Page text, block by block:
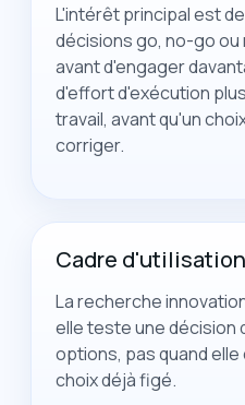
L'intérêt principal est
décisions go, no-go ou
avant d'engager
d'effort d'exécution
travail, avant qu'un
corriger.
Cadre d'utilisation
La recherche
elle teste une décision
options, pas quand elle
choix déjà figé.